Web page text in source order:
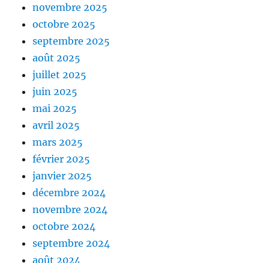
novembre 2025
octobre 2025
septembre 2025
août 2025
juillet 2025
juin 2025
mai 2025
avril 2025
mars 2025
février 2025
janvier 2025
décembre 2024
novembre 2024
octobre 2024
septembre 2024
août 2024